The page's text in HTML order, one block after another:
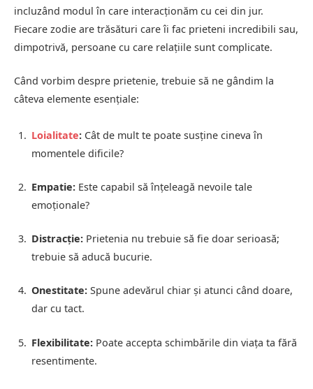
incluzând modul în care interacționăm cu cei din jur.
Fiecare zodie are trăsături care îi fac prieteni incredibili sau,
dimpotrivă, persoane cu care relațiile sunt complicate.
Când vorbim despre prietenie, trebuie să ne gândim la
câteva elemente esențiale:
Loialitate: Cât de mult te poate susține cineva în
momentele dificile?
Empatie: Este capabil să înțeleagă nevoile tale
emoționale?
Distracție: Prietenia nu trebuie să fie doar serioasă;
trebuie să aducă bucurie.
Onestitate: Spune adevărul chiar și atunci când doare,
dar cu tact.
Flexibilitate: Poate accepta schimbările din viața ta fără
resentimente.